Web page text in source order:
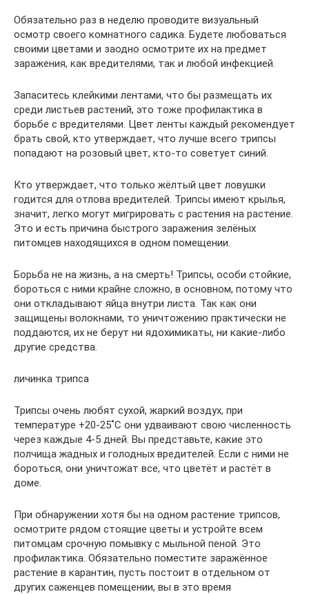
Обязательно раз в неделю проводите визуальный
осмотр своего комнатного садика. Будете любоваться
своими цветами и заодно осмотрите их на предмет
заражения, как вредителями, так и любой инфекцией.
Запаситесь клейкими лентами, что бы размещать их
среди листьев растений, это тоже профилактика в
борьбе с вредителями. Цвет ленты каждый рекомендует
брать свой, кто утверждает, что лучше всего трипсы
попадают на розовый цвет, кто-то советует синий.
Кто утверждает, что только жёлтый цвет ловушки
годится для отлова вредителей. Трипсы имеют крылья,
значит, легко могут мигрировать с растения на растение.
Это и есть причина быстрого заражения зелёных
питомцев находящихся в одном помещении.
Борьба не на жизнь, а на смерть! Трипсы, особи стойкие,
бороться с ними крайне сложно, в основном, потому что
они откладывают яйца внутри листа. Так как они
защищены волокнами, то уничтожению практически не
поддаются, их не берут ни ядохимикаты, ни какие-либо
другие средства.
личинка трипса
Трипсы очень любят сухой, жаркий воздух, при
температуре +20-25˚С они удваивают свою численность
через каждые 4-5 дней. Вы представьте, какие это
полчища жадных и голодных вредителей. Если с ними не
бороться, они уничтожат все, что цветёт и растёт в
доме.
При обнаружении хотя бы на одном растение трипсов,
осмотрите рядом стоящие цветы и устройте всем
питомцам срочную помывку с мыльной пеной. Это
профилактика. Обязательно поместите заражённое
растение в карантин, пусть постоит в отдельном от
других саженцев помещении, вы в это время